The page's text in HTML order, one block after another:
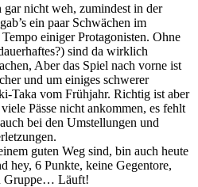
gar nicht weh, zumindest in der
ein paar Schwächen im
einiger Protagonisten. Ohne
sind da wirklich
Aber das Spiel nach vorne ist
und um einiges schwerer
Taka vom Frühjahr. Richtig ist aber
Pässe nicht ankommen, es fehlt
bei den Umstellungen und
guten Weg sind, bin auch heute
hey, 6 Punkte, keine Gegentore,
Gruppe… Läuft!